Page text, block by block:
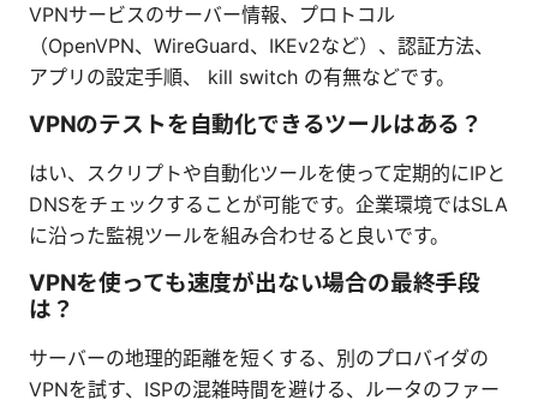
VPNサービスのサーバー情報、プロトコル
（OpenVPN、WireGuard、IKEv2など）、認証方法、
アプリの設定手順、 kill switch の有無などです。
VPNのテストを自動化できるツールはある？
はい、スクリプトや自動化ツールを使って定期的にIPと
DNSをチェックすることが可能です。企業環境ではSLA
に沿った監視ツールを組み合わせると良いです。
VPNを使っても速度が出ない場合の最終手段
は？
サーバーの地理的距離を短くする、別のプロバイダの
VPNを試す、ISPの混雑時間を避ける、ルータのファー